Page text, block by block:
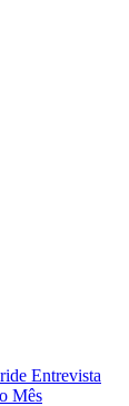
Entrevista
Mês